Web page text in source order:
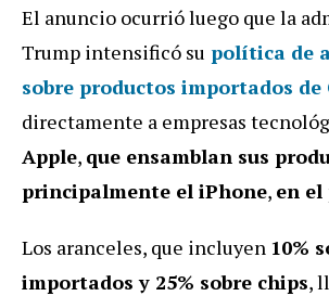
El anuncio ocurrió luego que la
Trump intensificó su política de
sobre productos importados de
directamente a empresas
Apple, que ensamblan sus
principalmente el iPhone, en
Los aranceles, que incluyen 10%
importados y 25% sobre chips,